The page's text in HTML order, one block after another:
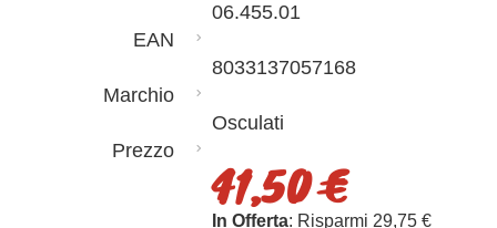
06.455.01
EAN
8033137057168
Marchio
Osculati
Prezzo
41,50 €
In Offerta: Risparmi 29,75 €